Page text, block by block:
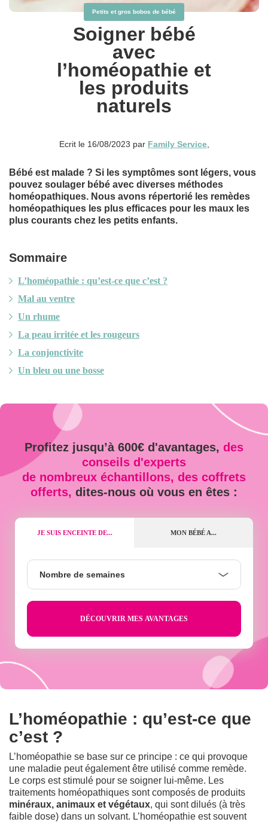
Petits et gros bobos de bébé
Soigner bébé
avec
l’homéopathie et
les produits
naturels
Ecrit le 16/08/2023 par Family Service,
Bébé est malade ? Si les symptômes sont légers, vous
pouvez soulager bébé avec diverses méthodes
homéopathiques. Nous avons répertorié les remèdes
homéopathiques les plus efficaces pour les maux les
plus courants chez les petits enfants.
Sommaire
L’homéopathie : qu’est-ce que c’est ?
Mal au ventre
Un rhume
La peau irritée et les rougeurs
La conjonctivite
Un bleu ou une bosse
Profitez jusqu’à 600€ d'avantages, des
conseils d'experts
de nombreux échantillons, des coffrets
offerts, dites-nous où vous en êtes :
JE SUIS ENCEINTE DE... MON BÉBÉ A...
semaines
Nombre de semaines
L’homéopathie : qu’est-ce que
c’est ?
L’homéopathie se base sur ce principe : ce qui provoque
une maladie peut également être utilisé comme remède.
Le corps est stimulé pour se soigner lui-même. Les
traitements homéopathiques sont composés de produits
minéraux, animaux et végétaux, qui sont dilués (à très
faible dose) dans un solvant. L’homéopathie est souvent